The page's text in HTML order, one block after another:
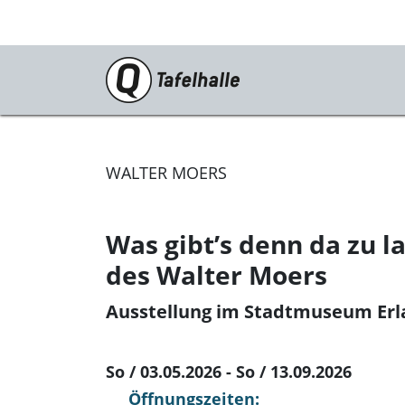
PROGRAMM
Kabarett
Festivals
Katharinenruine
WALTER MOERS
Was gibt’s denn da zu
des Walter Moers
Ausstellung im Stadtmuseum
So / 03.05.2026 - So / 13.09.2026
Öffnungszeiten: